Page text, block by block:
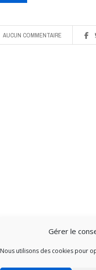
Gérer le
Nous utilisons des cookies pour
AUCUN COMMENTAIRE